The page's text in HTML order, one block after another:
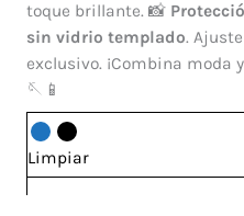
toque brillante. 📸
sin vidrio templado.
exclusivo. ¡Combina moda
🪡📱
Limpiar
cantidad